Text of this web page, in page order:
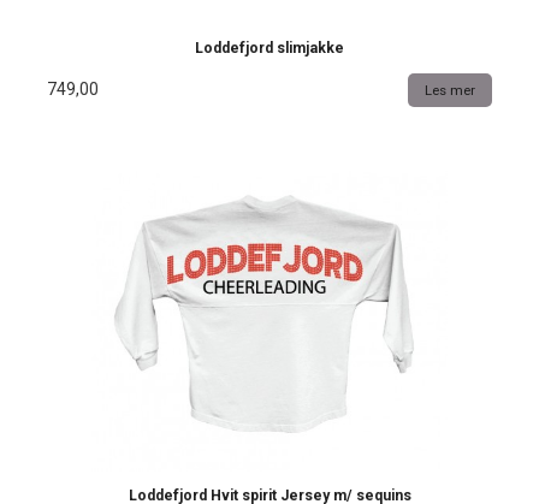
Loddefjord slimjakke
749,00 Les mer
Loddefjord Hvit spirit Jersey m/ sequins